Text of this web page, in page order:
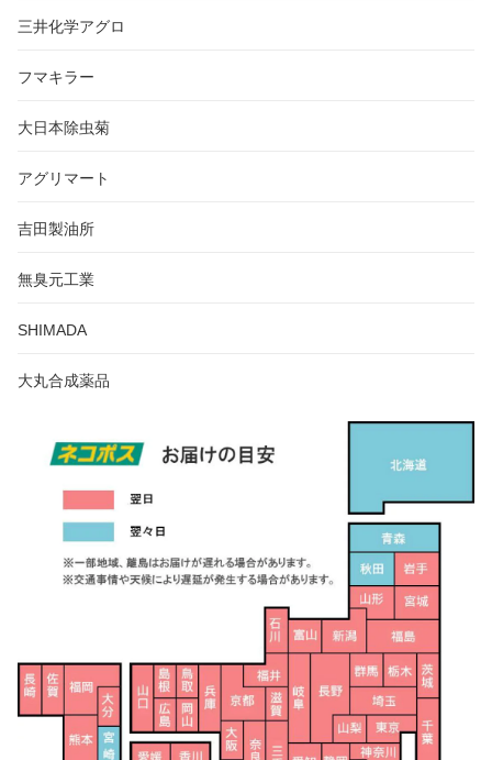
三井化学アグロ
フマキラー
大日本除虫菊
アグリマート
吉田製油所
無臭元工業
SHIMADA
大丸合成薬品